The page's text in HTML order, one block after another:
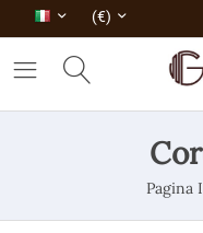
(€)
Pagina